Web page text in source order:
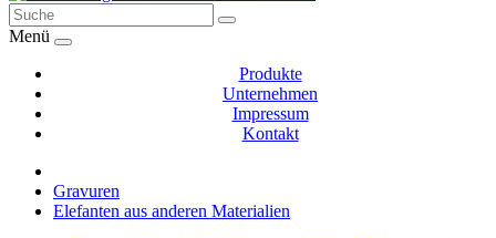
Menü
Produkte
Unternehmen
Impressum
Kontakt
Gravuren
Elefanten aus anderen Materialien